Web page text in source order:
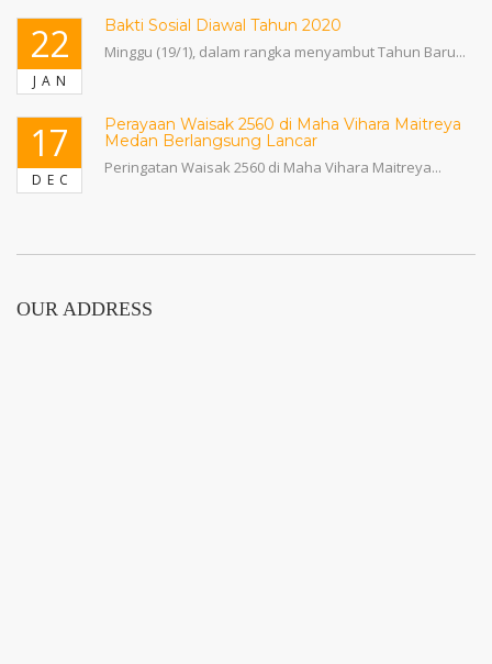
22
JAN
Bakti Sosial Diawal Tahun 2020
Minggu (19/1), dalam rangka menyambut Tahun Baru...
17
DEC
Perayaan Waisak 2560 di Maha Vihara Maitreya
Medan Berlangsung Lancar
Peringatan Waisak 2560 di Maha Vihara Maitreya...
OUR ADDRESS